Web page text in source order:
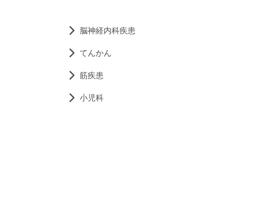
脳神経内科疾患
てんかん
筋疾患
小児科